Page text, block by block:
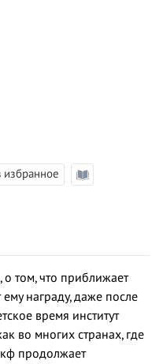
избранное
том, что приближает
награду, даже после
время институт
во многих странах, где
продолжает